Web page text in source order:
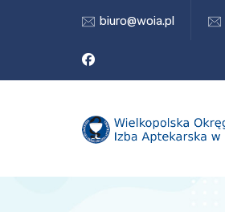
biuro@woia.pl